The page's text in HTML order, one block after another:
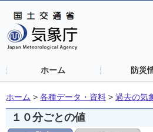
ホーム 防災
ホーム > 各種データ・資料 > 過去の気
１０分ごとの値